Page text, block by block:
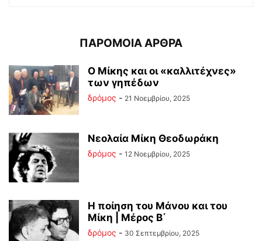
ΠΑΡΟΜΟΙΑ ΑΡΘΡΑ
Ο Μίκης και οι «καλλιτέχνες»
των γηπέδων
δρόμος - 21 Νοεμβρίου, 2025
Νεολαία Μίκη Θεοδωράκη
δρόμος - 12 Νοεμβρίου, 2025
Η ποίηση του Μάνου και του
Μίκη | Μέρος Β΄
δρόμος - 30 Σεπτεμβρίου, 2025